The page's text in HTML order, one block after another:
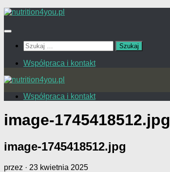
Przejdź
treści
Szukaj:
Współpraca i kontakt
Współpraca i kontakt
image-1745418512.jpg
image-1745418512.jpg
przez · 23 kwietnia 2025